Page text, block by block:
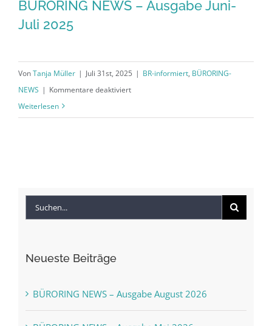
BÜRORING NEWS – Ausgabe Juni-
Juli 2025
VonTanja Müller | Juli 31st, 2025 | BR-informiert, BÜRORING-
NEWS | Kommentare deaktiviertfür
Weiterlesen
Suche
Neueste Beiträge
BÜRORING NEWS – Ausgabe August 2026